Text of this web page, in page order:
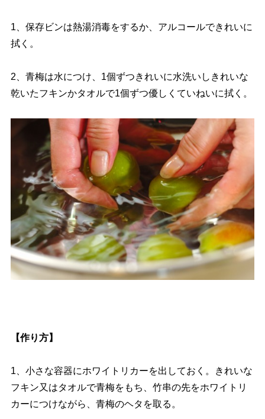
1、保存ビンは熱湯消毒をするか、アルコールできれいに
拭く。
2、青梅は水につけ、1個ずつきれいに水洗いしきれいな
乾いたフキンかタオルで1個ずつ優しくていねいに拭く。
【作り方】
1、小さな容器にホワイトリカーを出しておく。きれいな
フキン又はタオルで青梅をもち、竹串の先をホワイトリ
カーにつけながら、青梅のヘタを取る。